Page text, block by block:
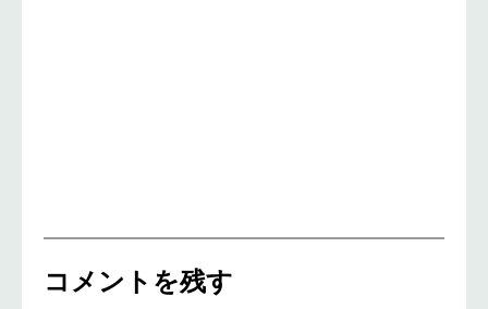
コメントを残す